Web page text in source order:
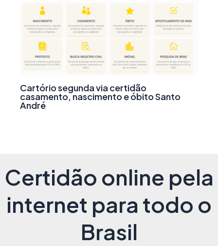
Cartório segunda via certidão
casamento, nascimento e óbito Santo
André
Certidão online pela
internet para todo o
Brasil